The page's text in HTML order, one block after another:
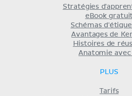
Stratégies
eBook
Schémas
Avantages de
Histoires de
Anatomie avec
PLUS
Tarifs